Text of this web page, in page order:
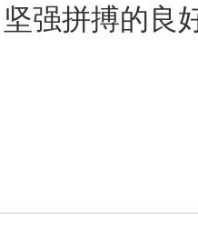
强拼搏的良